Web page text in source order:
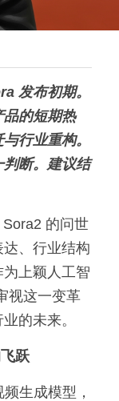
发布初期。
品的短期热
行业重构。
断。建议结
的问世
、行业结构
上颖人工智
视这一变革
的未来。
跃
生成模型，